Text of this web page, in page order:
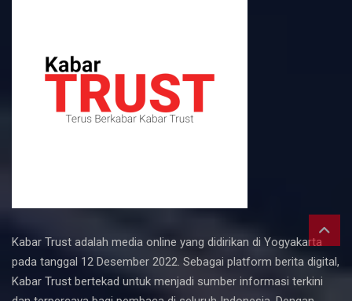
Kabar Trust adalah media online yang didirikan di Yogyakarta
pada tanggal 12 Desember 2022. Sebagai platform berita digital,
Kabar Trust bertekad untuk menjadi sumber informasi terkini